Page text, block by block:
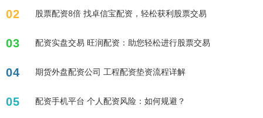
02 股票配资8倍 找卓信宝配资，轻松获利股票交易
03 配资实盘交易 旺润配资：助您轻松进行股票交易
04 期货外盘配资公司 工程配资垫资流程详解
05 配资手机平台 个人配资风险：如何规避？